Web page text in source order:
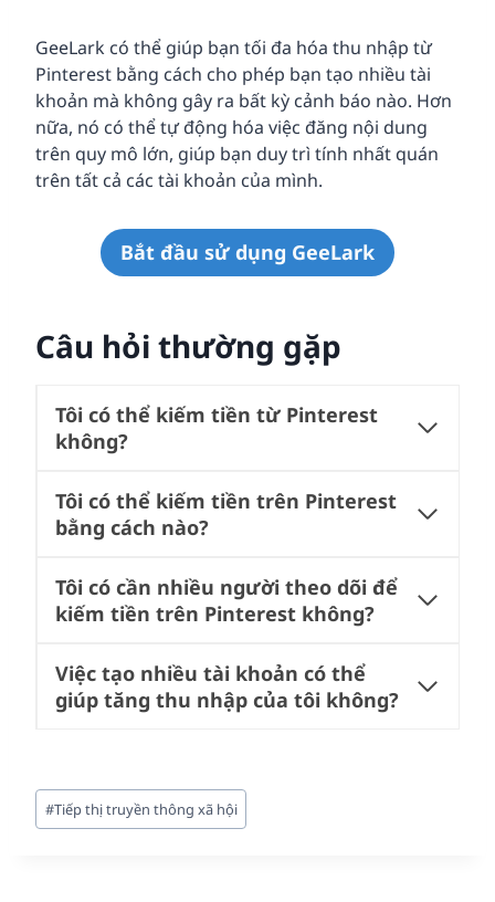
GeeLark có thể giúp bạn tối đa hóa thu nhập từ
Pinterest bằng cách cho phép bạn tạo nhiều tài
khoản mà không gây ra bất kỳ cảnh báo nào. Hơn
nữa, nó có thể tự động hóa việc đăng nội dung
trên quy mô lớn, giúp bạn duy trì tính nhất quán
trên tất cả các tài khoản của mình.
Bắt đầu sử dụng GeeLark
Câu hỏi thường gặp
Tôi có thể kiếm tiền từ Pinterest
không?
Tôi có thể kiếm tiền trên Pinterest
bằng cách nào?
Tôi có cần nhiều người theo dõi để
kiếm tiền trên Pinterest không?
Việc tạo nhiều tài khoản có thể
giúp tăng thu nhập của tôi không?
Post
Tags:
#Tiếp thị truyền thông xã hội